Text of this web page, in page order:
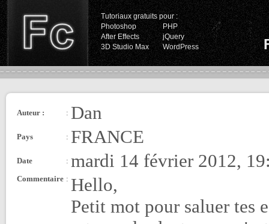
Tutoriaux gratuits pour :
Photoshop
PHP
After Effects
jQuery
3D Studio Max
WordPress
Auteur : : Dan
Pays : FRANCE
Date : mardi 14 février 2012,
Commentaire : Hello,
Petit mot pour saluer tes